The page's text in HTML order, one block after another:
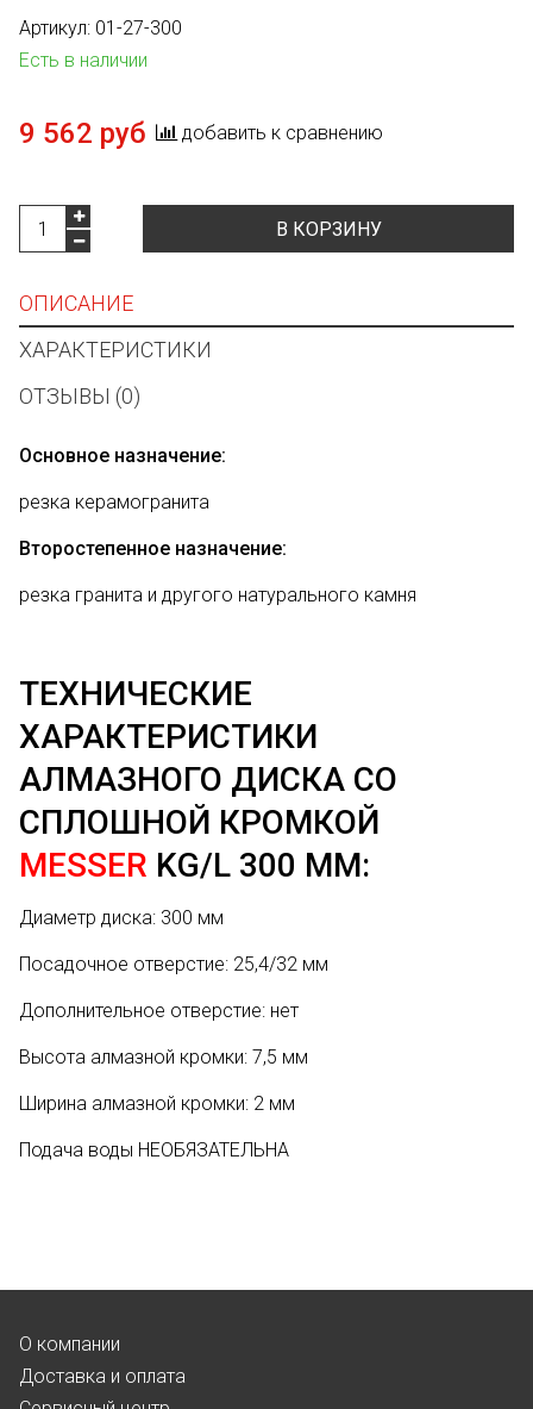
Артикул: 01-27-300
Есть в наличии
9 562 руб добавить к сравнению
В КОРЗИНУ
ОПИСАНИЕ
ХАРАКТЕРИСТИКИ
ОТЗЫВЫ (0)
Основное назначение:
резка керамогранита
Второстепенное назначение:
резка гранита и другого натурального камня
ТЕХНИЧЕСКИЕ
ХАРАКТЕРИСТИКИ
АЛМАЗНОГО ДИСКА СО
СПЛОШНОЙ КРОМКОЙ
MESSER KG/L 300 ММ:
Диаметр диска: 300 мм
Посадочное отверстие: 25,4/32 мм
Дополнительное отверстие: нет
Высота алмазной кромки: 7,5 мм
Ширина алмазной кромки: 2 мм
Подача воды НЕОБЯЗАТЕЛЬНА
О компании
Доставка и оплата